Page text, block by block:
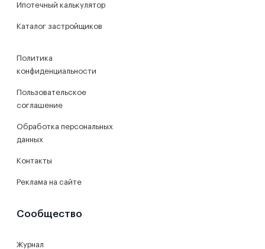
Ипотечный калькулятор
Каталог застройщиков
Политика
конфиденциальности
Пользовательское
соглашение
Обработка персональных
данных
Контакты
Реклама на сайте
Сообщество
Журнал